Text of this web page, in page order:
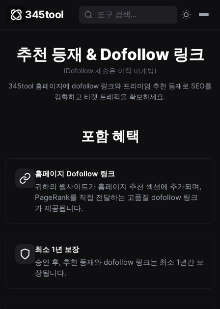
345tool
추천 등재 & Dofollow 링크
(Dofollow 제출은 아직 미개방)
345tool 홈페이지에 dofollow 링크와 프리미엄 추천 등재로 SEO를
강화하고 타겟 트래픽을 확보하세요.
포함 혜택
홈페이지 Dofollow 링크
귀하의 웹사이트가 홈페이지 추천 섹션에 추가되며,
PageRank를 직접 전달하는 고품질 dofollow 링크
가 제공됩니다.
최소 1년 보장
승인 후, 추천 등재와 dofollow 링크는 최소 1년간 보
장됩니다.